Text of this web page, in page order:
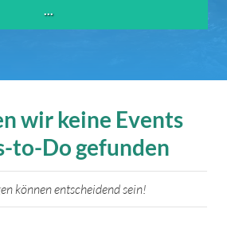
wir keine Events
to-Do gefunden
können entscheidend sein!